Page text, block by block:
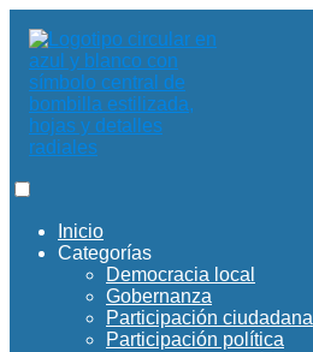
Inicio
Categorías
Democracia local
Gobernanza
Participación ciudadana
Participación política